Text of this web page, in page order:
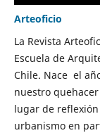
Arteoficio
La Revista
Escuela de
Chile. Nace el
nuestro
lugar de
urbanismo en